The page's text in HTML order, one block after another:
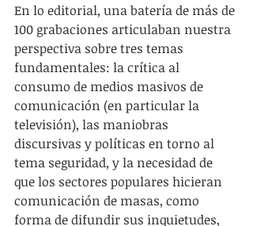
En lo editorial, una batería de más de
100 grabaciones articulaban nuestra
perspectiva sobre tres temas
fundamentales: la crítica al
consumo de medios masivos de
comunicación (en particular la
televisión), las maniobras
discursivas y políticas en torno al
tema seguridad, y la necesidad de
que los sectores populares hicieran
comunicación de masas, como
forma de difundir sus inquietudes,